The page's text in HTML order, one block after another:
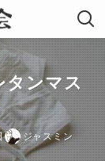
タンマス
ジャスミン